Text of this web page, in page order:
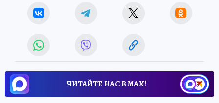
ЧИТАЙТЕ НАС В МАХ!